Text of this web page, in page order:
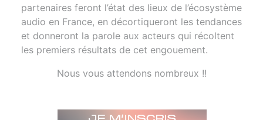
partenaires feront l’état des lieux de l’écosystème
audio en France, en décortiqueront les tendances
et donneront la parole aux acteurs qui récoltent
les premiers résultats de cet engouement.
Nous vous attendons nombreux !!